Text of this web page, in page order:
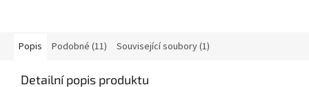
Popis Podobné (11) Související soubory (1)
Detailní popis produktu